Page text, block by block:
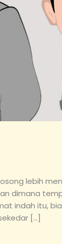
lebih
dimana
indah itu,
[…]